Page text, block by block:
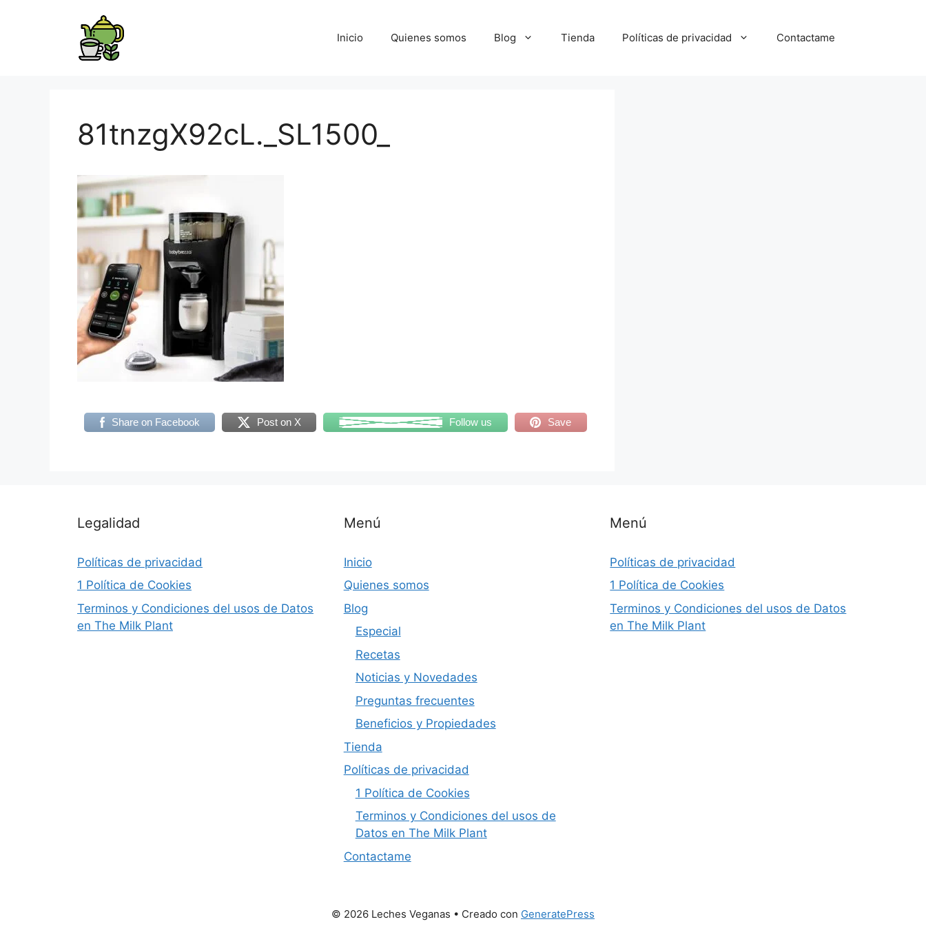
Inicio Quienes somos Blog Tienda Políticas de privacidad Contactame
81tnzgX92cL._SL1500_
Share on Facebook Post on X Follow us Save
Legalidad
Políticas de privacidad
1 Política de Cookies
Terminos y Condiciones del usos de Datos
en The Milk Plant
Menú
Inicio
Quienes somos
Blog
Especial
Recetas
Noticias y Novedades
Preguntas frecuentes
Beneficios y Propiedades
Tienda
Políticas de privacidad
1 Política de Cookies
Terminos y Condiciones del usos de
Datos en The Milk Plant
Contactame
Menú
Políticas de privacidad
1 Política de Cookies
Terminos y Condiciones del usos de Datos
en The Milk Plant
© 2026 Leches Veganas • Creado con GeneratePress